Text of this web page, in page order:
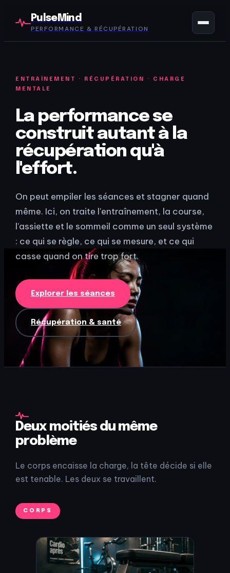
PulseMind
PERFORMANCE & RÉCUPÉRATION
ENTRAÎNEMENT · RÉCUPÉRATION · CHARGE
MENTALE
La performance se
construit autant à la
récupération qu'à
l'effort.
On peut empiler les séances et stagner quand
même. Ici, on traite l'entraînement, la course,
l'assiette et le sommeil comme un seul système
: ce qui se règle, ce qui se mesure, et ce qui
casse quand on tire trop fort.
Explorer les séances
Récupération & santé
Deux moitiés du même
problème
Le corps encaisse la charge, la tête décide si elle
est tenable. Les deux se travaillent.
CORPS